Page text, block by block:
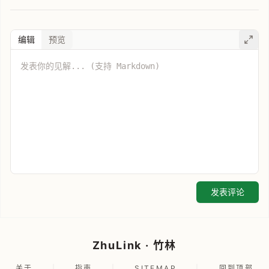
编辑 预览
发表评论
ZhuLink · 竹林